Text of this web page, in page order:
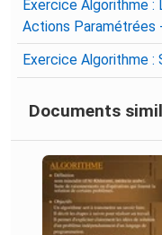
Exercice Algorithme
Actions Paramétrées
Exercice Algorithme
Documents